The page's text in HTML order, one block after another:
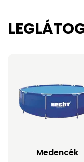
Medencék